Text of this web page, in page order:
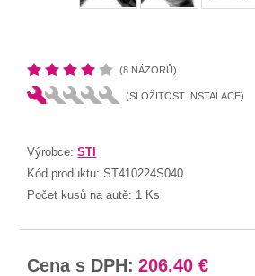
(8 NÁZORŮ)
(SLOŽITOST INSTALACE)
Výrobce:STI
Kód produktu:ST410224S040
Počet kusů na autě: 1 Ks
Cena s DPH: 206.40 €